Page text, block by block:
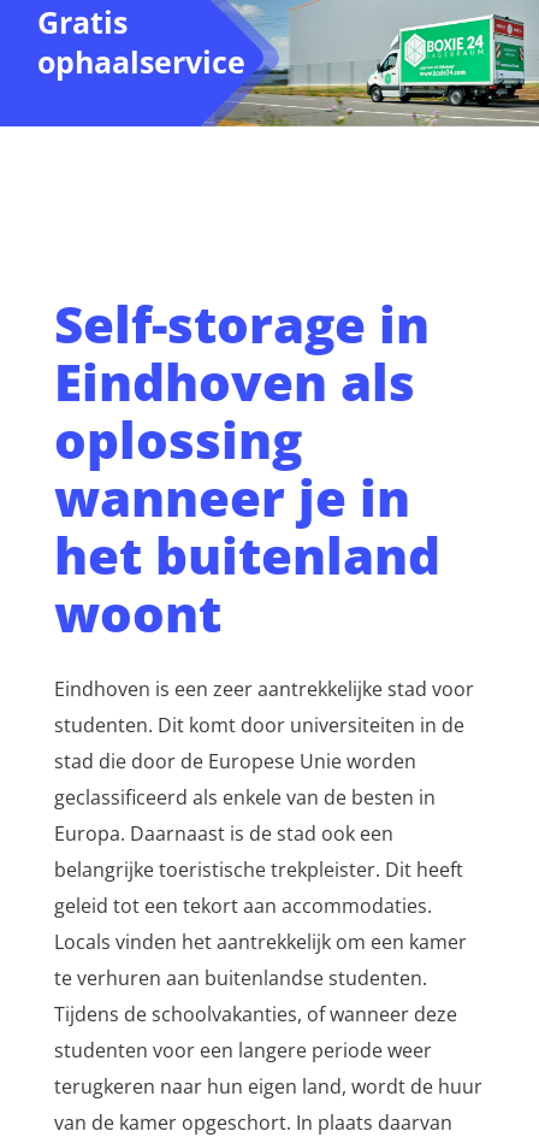
Gratis
ophaalservice
Self-storage in
Eindhoven als
oplossing
wanneer je in
het buitenland
woont
Eindhoven is een zeer aantrekkelijke stad voor
studenten. Dit komt door universiteiten in de
stad die door de Europese Unie worden
geclassificeerd als enkele van de besten in
Europa. Daarnaast is de stad ook een
belangrijke toeristische trekpleister. Dit heeft
geleid tot een tekort aan accommodaties.
Locals vinden het aantrekkelijk om een kamer
te verhuren aan buitenlandse studenten.
Tijdens de schoolvakanties, of wanneer deze
studenten voor een langere periode weer
terugkeren naar hun eigen land, wordt de huur
van de kamer opgeschort. In plaats daarvan